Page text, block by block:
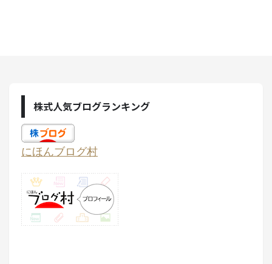
株式人気ブログランキング
にほんブログ村